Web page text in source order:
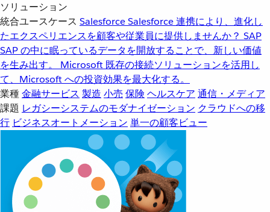
ソリューション
統合ユースケース SalesforceSalesforce 連携により、進化し
たエクスペリエンスを顧客や従業員に提供しませんか？ SAP
SAP の中に眠っているデータを開放することで、新しい価値
を生み出す。
Microsoft 既存の接続ソリューションを活用し
て、Microsoft への投資効果を最大化する。
業種金融サービス 製造 小売 保険 ヘルスケア 通信・メディア
課題 レガシーシステムのモダナイゼーション クラウドへの移
行 ビジネスオートメーション 単一の顧客ビュー